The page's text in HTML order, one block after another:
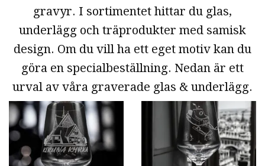
gravyr. I sortimentet hittar du glas,
underlägg och träprodukter med samisk
design. Om du vill ha ett eget motiv kan du
göra en specialbeställning. Nedan är ett
urval av våra graverade glas & underlägg.